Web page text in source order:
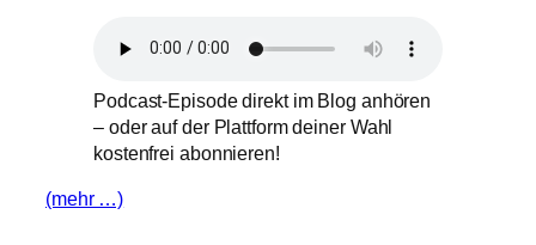
Podcast-Episode direkt im Blog anhören
– oder auf der Plattform deiner Wahl
kostenfrei abonnieren!
(mehr …)